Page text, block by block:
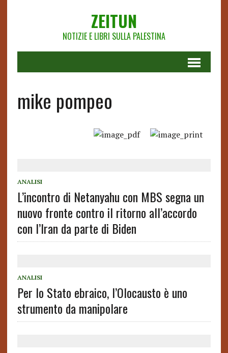
ZEITUN
NOTIZIE E LIBRI SULLA PALESTINA
mike pompeo
ANALISI
L’incontro di Netanyahu con MBS segna un
nuovo fronte contro il ritorno all’accordo
con l’Iran da parte di Biden
ANALISI
Per lo Stato ebraico, l’Olocausto è uno
strumento da manipolare